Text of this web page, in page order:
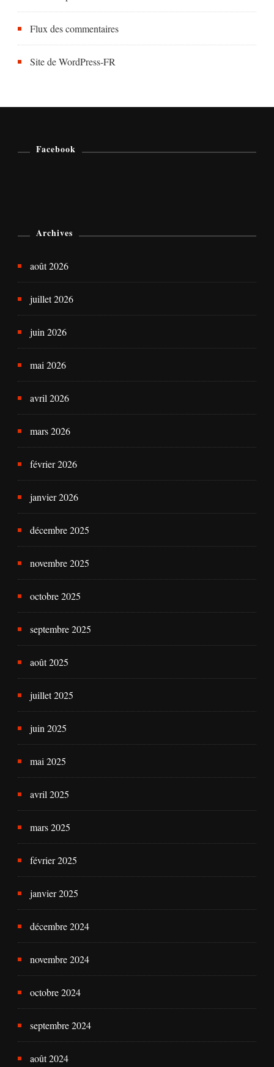
Flux des commentaires
Site de WordPress-FR
Facebook
Archives
août 2026
juillet 2026
juin 2026
mai 2026
avril 2026
mars 2026
février 2026
janvier 2026
décembre 2025
novembre 2025
octobre 2025
septembre 2025
août 2025
juillet 2025
juin 2025
mai 2025
avril 2025
mars 2025
février 2025
janvier 2025
décembre 2024
novembre 2024
octobre 2024
septembre 2024
août 2024